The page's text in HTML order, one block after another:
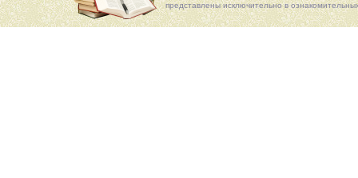
представлены исключительно в